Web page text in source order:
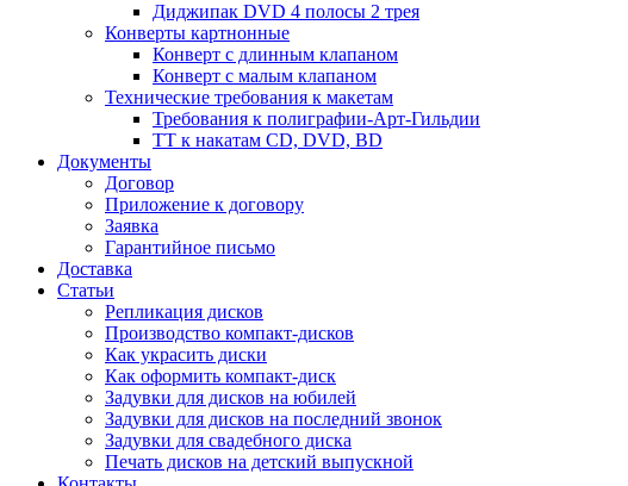
Диджипак DVD 4 полосы 2 трея
Конверты картнонные
Конверт с длинным клапаном
Конверт с малым клапаном
Технические требования к макетам
Требования к полиграфии-Арт-Гильдии
ТТ к накатам CD, DVD, BD
Документы
Договор
Приложение к договору
Заявка
Гарантийное письмо
Доставка
Статьи
Репликация дисков
Производство компакт-дисков
Как украсить диски
Как оформить компакт-диск
Задувки для дисков на юбилей
Задувки для дисков на последний звонок
Задувки для свадебного диска
Печать дисков на детский выпускной